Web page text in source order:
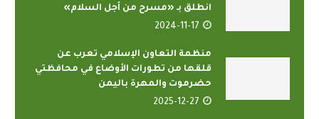
انطلق بـ «مسرح من أجل السلام»
2024-11-17
منظمة التعاون الإسلامي تعرب عن
قلقها من تطورات الأوضاع في محافظتي
حضرموت والمهرة باليمن
2025-12-27